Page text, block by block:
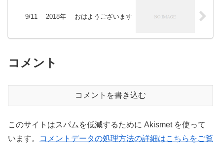
9/11 2018年 おはようございます
コメント
コメントを書き込む
このサイトはスパムを低減するために Akismet を使って
います。
コメントデータの処理方法の詳細はこちらをご覧